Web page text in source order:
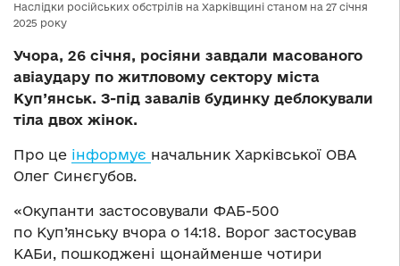
Наслідки російських обстрілів на Харківщині станом на 27 січня
2025 року
Учора, 26 січня, росіяни завдали масованого
авіаудару по житловому сектору міста
Куп’янськ. З-під завалів будинку деблокували
тіла двох жінок.
Про це інформує начальник Харківської ОВА
Олег Синєгубов.
«Окупанти застосовували ФАБ-500
по Куп’янську вчора о 14:18. Ворог застосував
КАБи, пошкоджені щонайменше чотири